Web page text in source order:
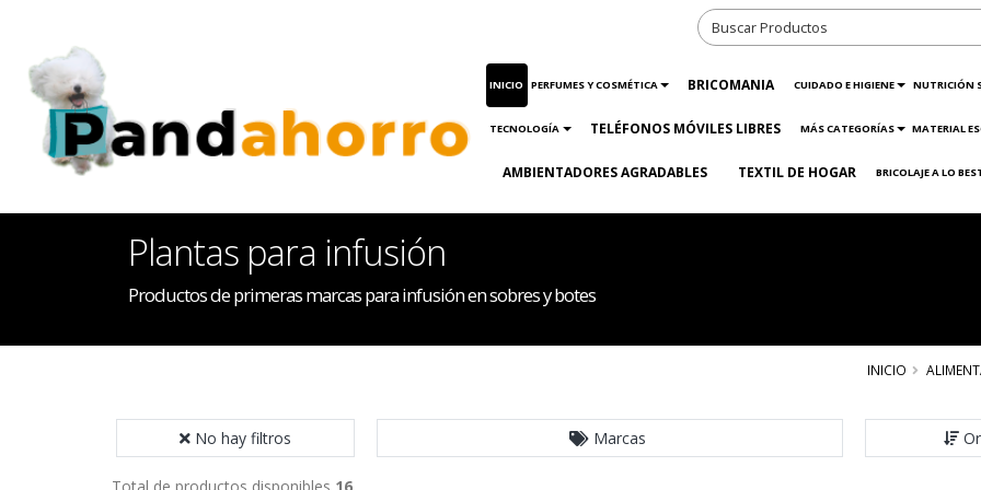
INICIO PERFUMES Y COSMÉTICA BRICOMANIA CUIDADO E HIGIENE NUTRICIÓN
TECNOLOGÍA TELÉFONOS MÓVILES LIBRES MÁS CATEGORÍAS MATERIAL
AMBIENTADORES AGRADABLES TEXTIL DE HOGAR BRICOLAJE A LO
Plantas para infusión
Productos de primeras marcas para infusión en sobres y botes
INICIO
No hay filtros Marcas